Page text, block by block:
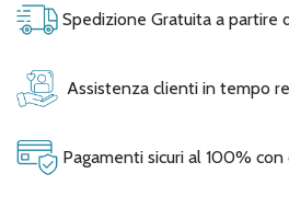
Spedizione Gratuita a partire
Assistenza clienti in tempo
Pagamenti sicuri al 100%